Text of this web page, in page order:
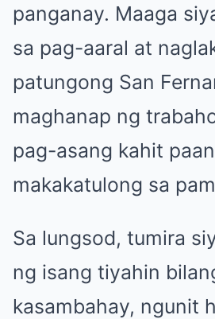
panganay. Maaga
sa pag-aaral at
patungong San
maghanap ng
pag-asang kahit
makakatulong sa
Sa lungsod, tumira
ng isang tiyahin
kasambahay, ngunit